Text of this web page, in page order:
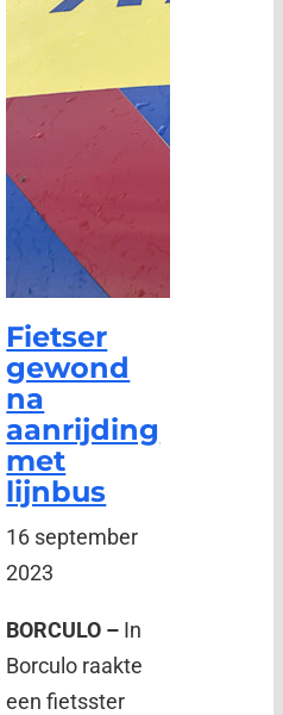
Fietser
gewond
na
aanrijding
met
lijnbus
16 september
2023
BORCULO – In
Borculo raakte
een fietsster